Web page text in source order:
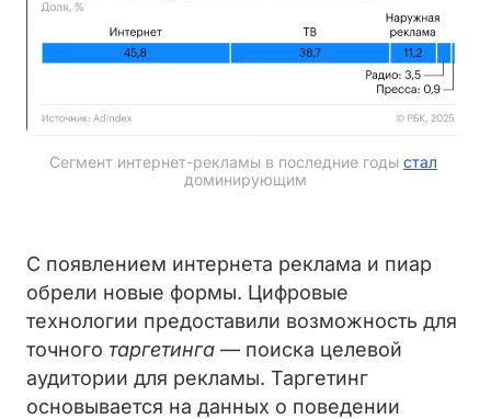
Сегмент интернет-рекламы в последние годы стал
доминирующим
С появлением интернета реклама и пиар
обрели новые формы. Цифровые
технологии предоставили возможность для
точного таргетинга — поиска целевой
аудитории для рекламы. Таргетинг
основывается на данных о поведении